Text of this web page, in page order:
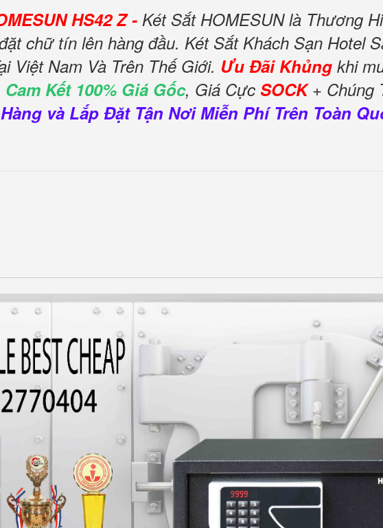
HS42 Z - Két Sắt HOMESUN là Thương
chữ tín lên hàng đầu. Két Sắt Khách Sạn Hotel
Việt Nam Và Trên Thế Giới. Ưu Đãi Khủng khi
Cam Kết 100% Giá Gốc, Giá Cực SOCK+ Chúng
và Lắp Đặt Tận Nơi Miễn Phí Trên Toàn